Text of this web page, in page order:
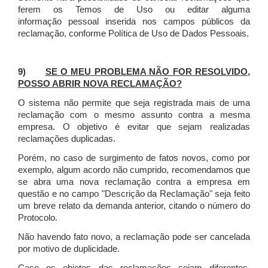
ferem os Temos de Uso ou editar alguma
informação pessoal inserida nos campos públicos da
reclamação, conforme Política de Uso de Dados Pessoais.
9) SE O MEU PROBLEMA NÃO FOR RESOLVIDO,
POSSO ABRIR NOVA RECLAMAÇÃO?
O sistema não permite que seja registrada mais de uma
reclamação com o mesmo assunto contra a mesma
empresa. O objetivo é evitar que sejam realizadas
reclamações duplicadas.
Porém, no caso de surgimento de fatos novos, como por
exemplo, algum acordo não cumprido, recomendamos que
se abra uma nova reclamação contra a empresa em
questão e no campo "Descrição da Reclamação" seja feito
um breve relato da demanda anterior, citando o número do
Protocolo.
Não havendo fato novo, a reclamação pode ser cancelada
por motivo de duplicidade.